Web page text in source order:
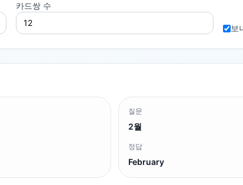
카드쌍 수
보
질문
2월
정답
February